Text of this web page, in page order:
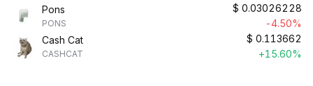
Pons
PONS
$ 0.03026228
-4.50%
Cash Cat
CASHCAT
$ 0.113662
+15.60%